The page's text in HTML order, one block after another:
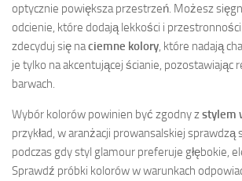
optycznie powiększa przestrzeń. Możesz
odcienie, które dodają lekkości i
zdecyduj się naciemne kolory , które nadają
je tylko na akcentującej ścianie, pozostawiając
barwach.
Wybór kolorów powinien być zgodny zstylem
przykład, w aranżacji prowansalskiej sprawdzą
podczas gdy styl glamour preferuje głębokie,
Sprawdź próbki kolorów w warunkach